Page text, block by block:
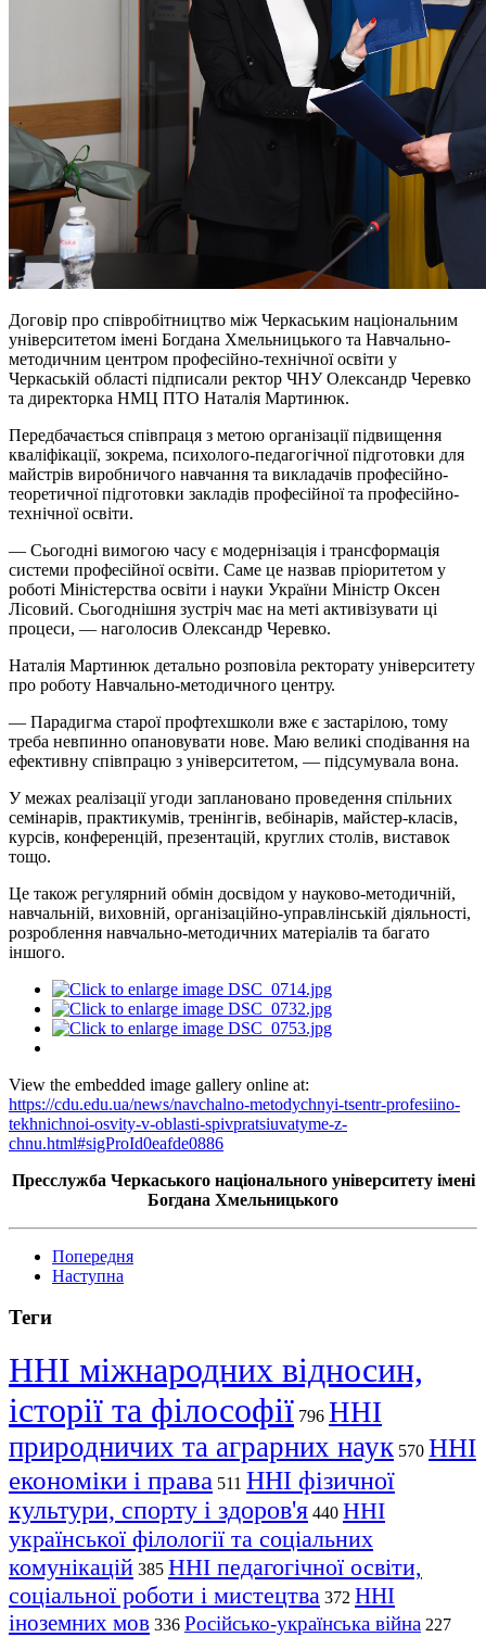
Договір про співробітництво між Черкаським національним
університетом імені Богдана Хмельницького та Навчально-
методичним центром професійно-технічної освіти у
Черкаській області підписали ректор ЧНУ Олександр Черевко
та директорка НМЦ ПТО Наталія Мартинюк.
Передбачається співпраця з метою організації підвищення
кваліфікації, зокрема, психолого-педагогічної підготовки для
майстрів виробничого навчання та викладачів професійно-
теоретичної підготовки закладів професійної та професійно-
технічної освіти.
— Сьогодні вимогою часу є модернізація і трансформація
системи професійної освіти. Саме це назвав пріоритетом у
роботі Міністерства освіти і науки України Міністр Оксен
Лісовий. Сьогоднішня зустріч має на меті активізувати ці
процеси, — наголосив Олександр Черевко.
Наталія Мартинюк детально розповіла ректорату університету
про роботу Навчально-методичного центру.
— Парадигма старої профтехшколи вже є застарілою, тому
треба невпинно опановувати нове. Маю великі сподівання на
ефективну співпрацю з університетом, — підсумувала вона.
У межах реалізації угоди заплановано проведення спільних
семінарів, практикумів, тренінгів, вебінарів, майстер-класів,
курсів, конференцій, презентацій, круглих столів, виставок
тощо.
Це також регулярний обмін досвідом у науково-методичній,
навчальній, виховній, організаційно-управлінській діяльності,
розроблення навчально-методичних матеріалів та багато
іншого.
View the embedded image gallery online at:
https://cdu.edu.ua/news/navchalno-metodychnyi-tsentr-profesiino-
tekhnichnoi-osvity-v-oblasti-spivpratsiuvatyme-z-
chnu.html#sigProId0eafde0886
Пресслужба Черкаського національного університету імені
Богдана Хмельницького
Попередня
Наступна
Теги
ННІ міжнародних відносин,
історії та філософії 796 ННІ
природничих та аграрних наук 570 ННІ
економіки і права 511 ННІ фізичної
культури, спорту і здоров'я 440 ННІ
української філології та соціальних
комунікацій 385 ННІ педагогічної освіти,
соціальної роботи і мистецтва 372 ННІ
іноземних мов 336 Російсько-українська війна 227